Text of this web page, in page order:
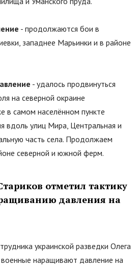
- продолжаются бои в
западнее Марьинки и в районе
- удалось продвинуться
на северной окраине
в самом населённом пункте
вдоль улиц Мира, Центральная и
часть села. Продолжаем
северной и южной ферм.
отметил тактику
давления на
украинской разведки Олега
военные наращивают давление на